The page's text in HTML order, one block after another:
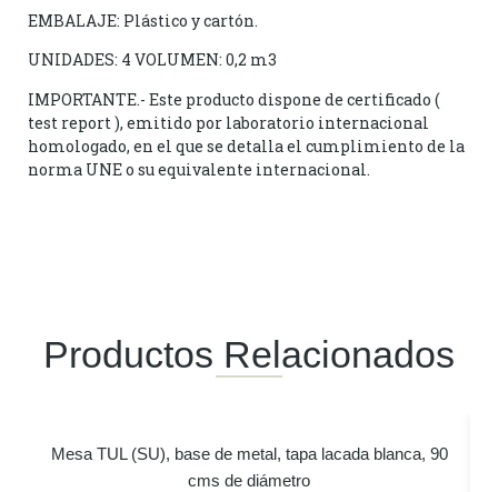
EMBALAJE: Plástico y cartón.
UNIDADES: 4 VOLUMEN: 0,2 m3
IMPORTANTE.- Este producto dispone de certificado (
test report ), emitido por laboratorio internacional
homologado, en el que se detalla el cumplimiento de la
norma UNE o su equivalente internacional.
Productos Relacionados
Mesa TUL (SU), base de metal, tapa lacada blanca, 90
cms de diámetro